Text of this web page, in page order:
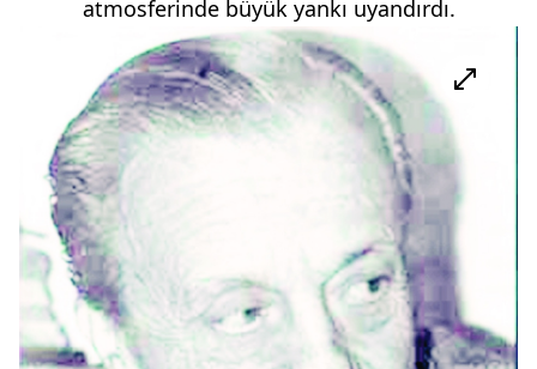
atmosferinde büyük yankı uyandırdı.